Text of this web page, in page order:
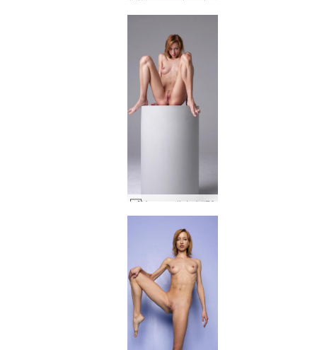
Yanna sylinteri #76